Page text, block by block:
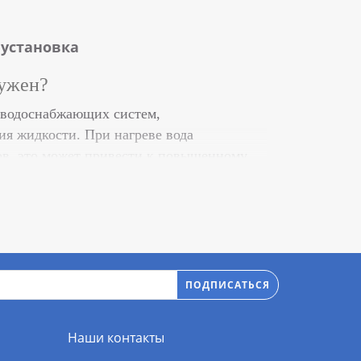
систем,
жидкости. При нагреве вода
это может привести к повышенному
избыточного объема воды.
системах отопления и водоснабжения.
давление в системе и
ПОДПИСАТЬСЯ
Наши контакты